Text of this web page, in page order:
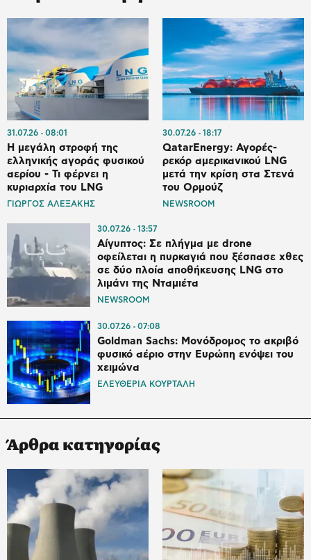
31.07.26 08:01
Η μεγάλη στροφή της
ελληνικής αγοράς φυσικού
αερίου - Τι φέρνει η
κυριαρχία του LNG
ΓΙΩΡΓΟΣ ΑΛΕΞΑΚΗΣ
30.07.26 18:17
QatarEnergy: Αγορές-
ρεκόρ αμερικανικού LNG
μετά την κρίση στα Στενά
του Ορμούζ
NEWSROOM
30.07.26 13:57
Αίγυπτος: Σε πλήγμα με drone
οφείλεται η πυρκαγιά που ξέσπασε χθες
σε δύο πλοία αποθήκευσης LNG στο
λιμάνι της Νταμιέτα
NEWSROOM
30.07.26 07:08
Goldman Sachs: Μονόδρομος το ακριβό
φυσικό αέριο στην Ευρώπη ενόψει του
χειμώνα
ΕΛΕΥΘΕΡΙΑ ΚΟΥΡΤΑΛΗ
Άρθρα κατηγορίας